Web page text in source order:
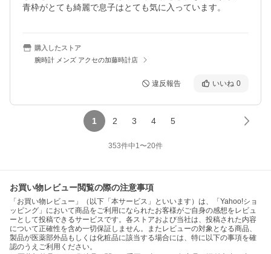
青枠がとても綺麗で息子はとても気に入っています。
購入したストア
腕時計 メンズ アクセの加藤時計店
違反報告 いいね 0
1 2 3 4 5
353件中1〜20件
お買い物レビュー閲覧の際の注意事項
「お買い物レビュー」（以下「本サービス」といいます）は、「Yahoo!ショ
ッピング」において商品をご利用になられたお客様がご自身の感想をレビュ
ーとして投稿できるサービスです。各ストアおよび当社は、投稿された内容
について正確性を含め一切保証しません。またレビューの対象となる商品、
製品が医薬部外品もしくは化粧品に該当する場合には、特に以下の事項を確
認のうえご利用ください。